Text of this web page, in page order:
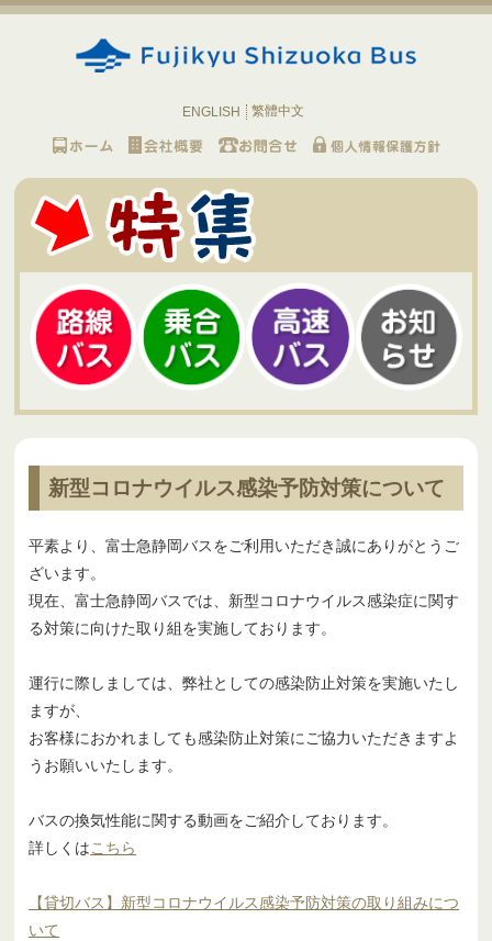
ENGLISH 繁體中文
新型コロナウイルス感染予防対策について
平素より、富士急静岡バスをご利用いただき誠にありがとうご
ざいます。
現在、富士急静岡バスでは、新型コロナウイルス感染症に関す
る対策に向けた取り組を実施しております。
運行に際しましては、弊社としての感染防止対策を実施いたし
ますが、
お客様におかれましても感染防止対策にご協力いただきますよ
うお願いいたします。
バスの換気性能に関する動画をご紹介しております。
詳しくはこちら
【貸切バス】新型コロナウイルス感染予防対策の取り組みにつ
いて